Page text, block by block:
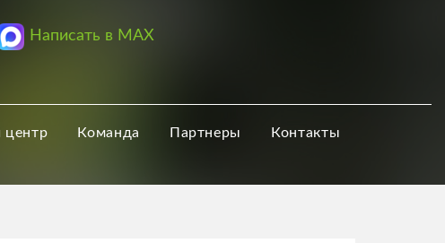
Написать в MAX
центр Команда Партнеры Контакты